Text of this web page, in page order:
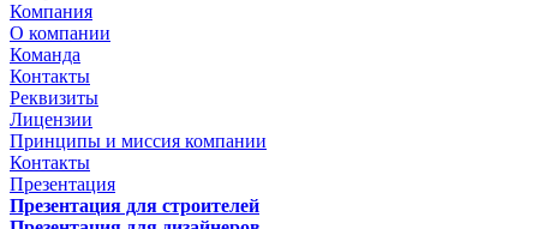
Компания
О компании
Команда
Контакты
Реквизиты
Лицензии
Принципы и миссия компании
Контакты
Презентация
Презентация для строителей